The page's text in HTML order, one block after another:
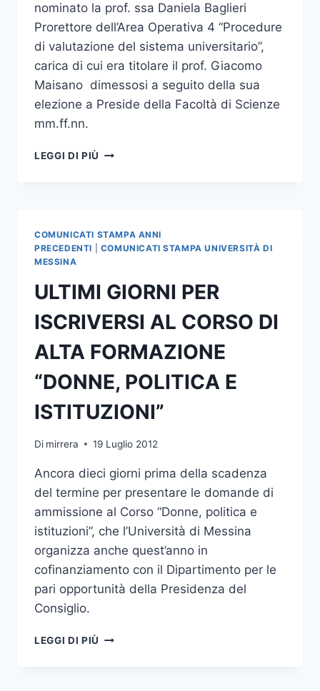
nominato la prof. ssa Daniela Baglieri
Prorettore dell’Area Operativa 4 “Procedure
di valutazione del sistema universitario”,
carica di cui era titolare il prof. Giacomo
Maisano dimessosi a seguito della sua
elezione a Preside della Facoltà di Scienze
mm.ff.nn.
LEGGI DI PIÙ LA
ALLE
VALUTAZIONE
DEL
SISTEMA
UNIVERSITARIO
COMUNICATI STAMPA ANNI
PRECEDENTI
COMUNICATI STAMPA UNIVERSITÀ DI
MESSINA
ULTIMI GIORNI PER
ISCRIVERSI AL CORSO DI
ALTA FORMAZIONE
“DONNE, POLITICA E
ISTITUZIONI”
Di mirrera 19 Luglio 2012
Ancora dieci giorni prima della scadenza
del termine per presentare le domande di
ammissione al Corso “Donne, politica e
istituzioni”, che l’Università di Messina
organizza anche quest’anno in
cofinanziamento con il Dipartimento per le
pari opportunità della Presidenza del
Consiglio.
LEGGI DI PIÙ ULTIMI